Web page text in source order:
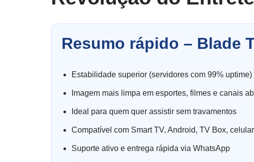
Resumo rápido – Blade
Estabilidade superior (servidores com 99% uptime)
Imagem mais limpa em esportes, filmes e canais
Ideal para quem quer assistir sem travamentos
Compatível com Smart TV, Android, TV Box,
Suporte ativo e entrega rápida via WhatsApp